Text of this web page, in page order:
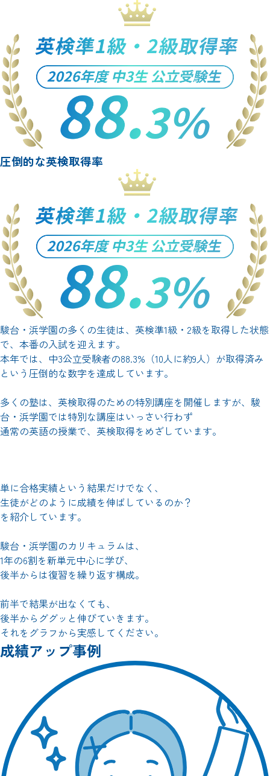
圧倒的な英検取得率
駿台・浜学園の多くの生徒は、英検準1級・2級を取得した状態
で、本番の入試を迎えます。
本年では、中3公立受験者の88.3%（10人に約9人）が取得済み
という圧倒的な数字を達成しています。
多くの塾は、英検取得のための特別講座を開催しますが、駿
台・浜学園では特別な講座はいっさい行わず
通常の英語の授業で、英検取得をめざしています。
単に合格実績という結果だけでなく、
生徒がどのように成績を伸ばしているのか？
を紹介しています。
駿台・浜学園のカリキュラムは、
1年の6割を新単元中心に学び、
後半からは復習を繰り返す構成。
前半で結果が出なくても、
後半からググッと伸びていきます。
それをグラフから実感してください。
成績アップ事例